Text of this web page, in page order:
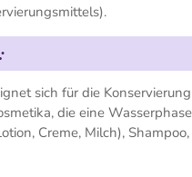
sich für die Konservierung
die eine
Creme, Milch),